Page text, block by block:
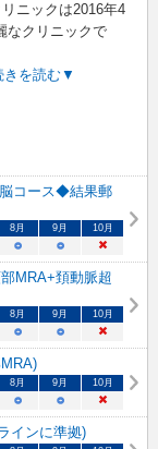
ニックは2016年4
なクリニックで
きを読む▼
コース◆結果郵
8月 9月 10月
○ ○ ×
MRA+頚動脈超
8月 9月 10月
○ ○ ×
8月 9月 10月
○ ○ ×
インに準拠)